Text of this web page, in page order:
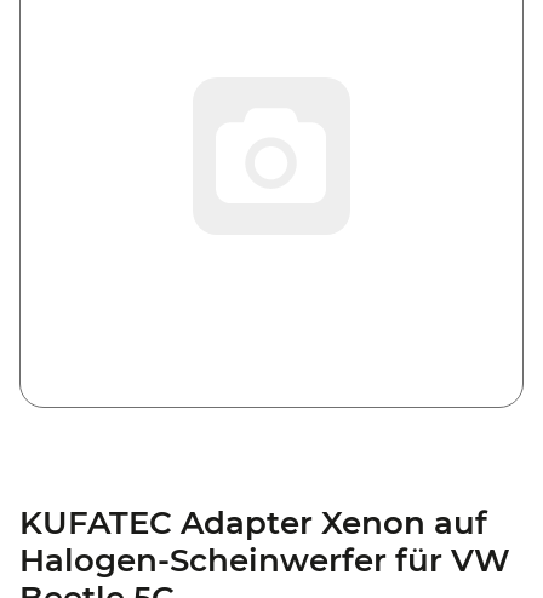
KUFATEC Adapter Xenon auf
Halogen-Scheinwerfer für VW